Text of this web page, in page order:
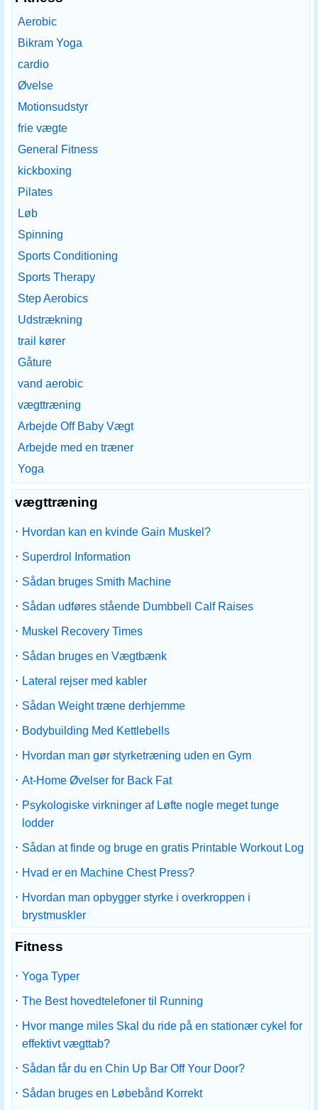
Aerobic
Bikram Yoga
cardio
Øvelse
Motionsudstyr
frie vægte
General Fitness
kickboxing
Pilates
Løb
Spinning
Sports Conditioning
Sports Therapy
Step Aerobics
Udstrækning
trail kører
Gåture
vand aerobic
vægttræning
Arbejde Off Baby Vægt
Arbejde med en træner
Yoga
vægttræning
· Hvordan kan en kvinde Gain Muskel?
· Superdrol Information
· Sådan bruges Smith Machine
· Sådan udføres stående Dumbbell Calf Raises
· Muskel Recovery Times
· Sådan bruges en Vægtbænk
· Lateral rejser med kabler
· Sådan Weight træne derhjemme
· Bodybuilding Med Kettlebells
· Hvordan man gør styrketræning uden en Gym
· At-Home Øvelser for Back Fat
· Psykologiske virkninger af Løfte nogle meget tunge
lodder
· Sådan at finde og bruge en gratis Printable Workout Log
· Hvad er en Machine Chest Press?
· Hvordan man opbygger styrke i overkroppen i
brystmuskler
Fitness
· Yoga Typer
· The Best hovedtelefoner til Running
· Hvor mange miles Skal du ride på en stationær cykel for
effektivt vægttab?
· Sådan får du en Chin Up Bar Off Your Door?
· Sådan bruges en Løbebånd Korrekt